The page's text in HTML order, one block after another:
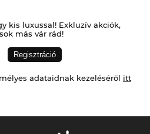
kis luxussal! Exkluzív akciók,
más vár rád!
adataidnak kezeléséről itt